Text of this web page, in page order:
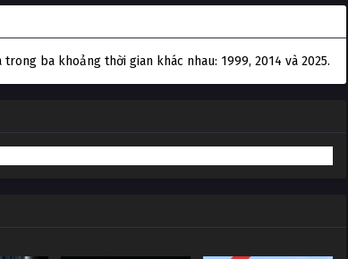
ba khoảng thời gian khác nhau: 1999, 2014 và 2025.